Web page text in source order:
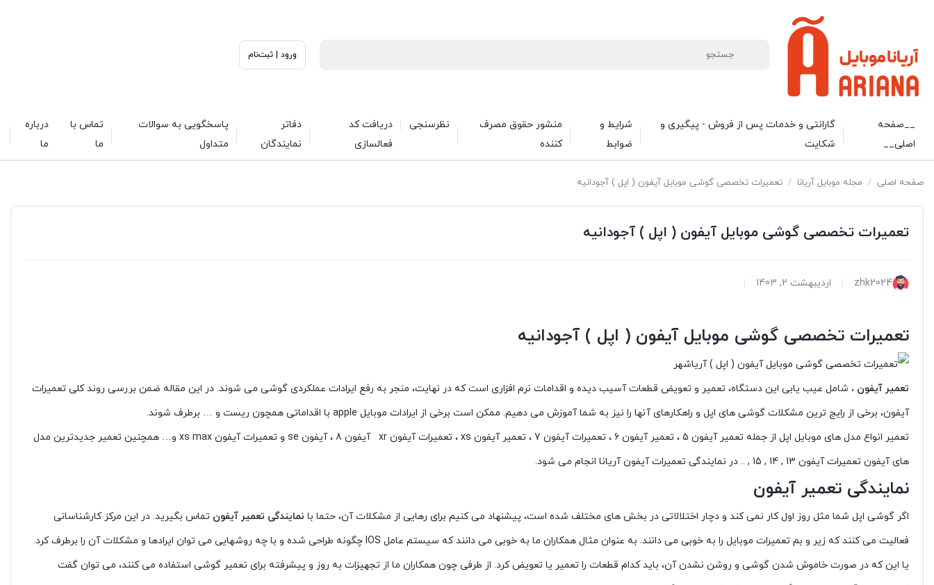
ورود | ثبت‌نام
__صفحه
اصلی__
گارانتی و خدمات پس از فروش - پیگیری و
شکایت
شرایط و
ضوابط
منشور حقوق مصرف
کننده
نظرسنجی
دریافت کد
فعالسازی
دفاتر
نمایندگان
پاسخگویی به سوالات
متداول
تماس با
ما
درباره
ما
صفحه اصلی / مجله موبایل آریانا / تعمیرات تخصصی گوشی موبایل آیفون ( اپل ) آجودانیه
تعمیرات تخصصی گوشی موبایل آیفون ( اپل ) آجودانیه
zhk2024 اردیبهشت 2, 1403
تعمیرات تخصصی گوشی موبایل آیفون ( اپل ) آجودانیه
تعمیر آیفون ، شامل عیب یابی این دستگاه، تعمیر و تعویض قطعات آسیب دیده و اقدامات نرم افزاری است که در نهایت، منجر به رفع ایرادات عملکردی گوشی می شوند. در این مقاله ضمن بررسی روند کلی تعمیرات
آیفون، برخی از رایج ترین مشکلات گوشی های اپل و راهکارهای آنها را نیز به شما آموزش می دهیم. ممکن است برخی از ایرادات موبایل apple با اقداماتی همچون ریست و … برطرف شوند.
تعمیر انواع مدل های موبایل اپل از جمله تعمیر آیفون 5 ، تعمیر آیفون 6 ، تعمیرات آیفون 7 ، تعمیر آیفون xs ، تعمیرات آیفون xr آیفون 8 ، آیفون se و تعمیرات آیفون xs max و… همچنین تعمیر جدیدترین مدل
های آیفون تعمیرات آیفون 13 , 14 , 15 , .. در نمایندگی تعمیرات آیفون آریانا انجام می شود.
نمایندگی تعمیر آیفون
اگر گوشی اپل شما مثل روز اول کار نمی کند و دچار اختلالاتی در بخش های مختلف شده است، پیشنهاد می کنیم برای رهایی از مشکلات آن، حتما با نمایندگی تعمیر آیفون تماس بگیرید. در این مرکز کارشناسانی
فعالیت می کنند که زیر و بم تعمیرات موبایل را به خوبی می دانند. به عنوان مثال همکاران ما به خوبی می دانند که سیستم عامل IOS چگونه طراحی شده و با چه روشهایی می توان ایرادها و مشکلات آن را برطرف کرد.
یا این که در صورت خاموش شدن گوشی و روشن نشدن آن، باید کدام قطعات را تعمیر یا تعویض کرد. از طرفی چون همکاران ما از تجهیزات به روز و پیشرفته برای تعمیر گوشی استفاده می کنند، می توان گفت